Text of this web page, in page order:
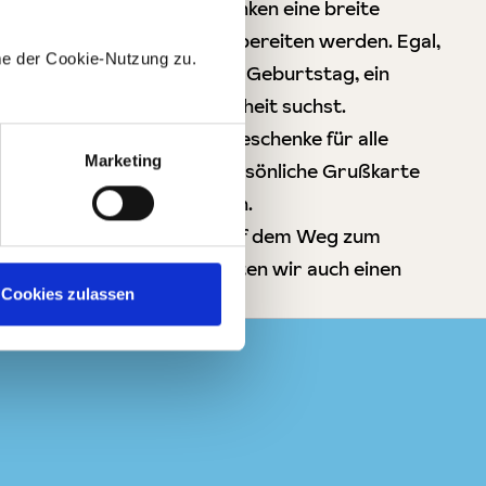
der Cookie-Nutzung zu.
Marketing
Cookies zulassen
Inspirationen und Geschenken eine breite
die sicherlich Freude bereiten werden. Egal,
Geschenk für einen Geburtstag, ein
oder jede andere Gelegenheit suchst.
Kollektion umfasst Geschenke für alle
denen Du eine persönliche Grußkarte
gibt es natürlich auch.
bist, beraten wir Dich auf dem Weg zum
Und natürlich bieten wir auch einen